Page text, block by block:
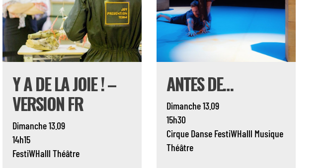
Y A DE LA JOIE ! –
VERSION FR
Dimanche 13.09
14h15
FestiWHalll Théâtre
ANTES DE…
Dimanche 13.09
15h30
Cirque Danse FestiWHalll Musique
Théâtre